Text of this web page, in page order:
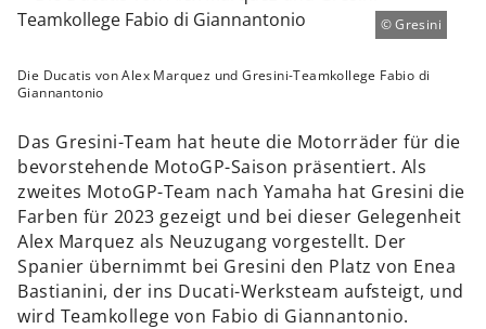
Die Ducatis von Alex Marquez und Gresini-Teamkollege Fabio di
Giannantonio
Gresini
Das Gresini-Team hat heute die Motorräder für die
bevorstehende MotoGP-Saison präsentiert. Als
zweites MotoGP-Team nach Yamaha hat Gresini die
Farben für 2023 gezeigt und bei dieser Gelegenheit
Alex Marquez als Neuzugang vorgestellt. Der
Spanier übernimmt bei Gresini den Platz von Enea
Bastianini, der ins Ducati-Werksteam aufsteigt, und
wird Teamkollege von Fabio di Giannantonio.